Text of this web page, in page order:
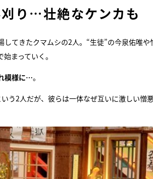
り…壮絶なケンカも
てきたクマムシの2人。“生徒”の今泉佑唯
まっていく。
模様に…。
う2人だが、彼らは一体なぜ互いに激しい憎